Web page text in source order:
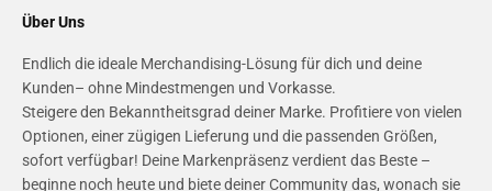
Über Uns
Endlich die ideale Merchandising-Lösung für dich und deine
Kunden– ohne Mindestmengen und Vorkasse.
Steigere den Bekanntheitsgrad deiner Marke. Profitiere von vielen
Optionen, einer zügigen Lieferung und die passenden Größen,
sofort verfügbar! Deine Markenpräsenz verdient das Beste –
beginne noch heute und biete deiner Community das, wonach sie